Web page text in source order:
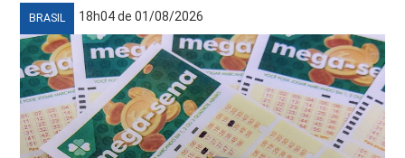
BRASIL 18h04 de 01/08/2026